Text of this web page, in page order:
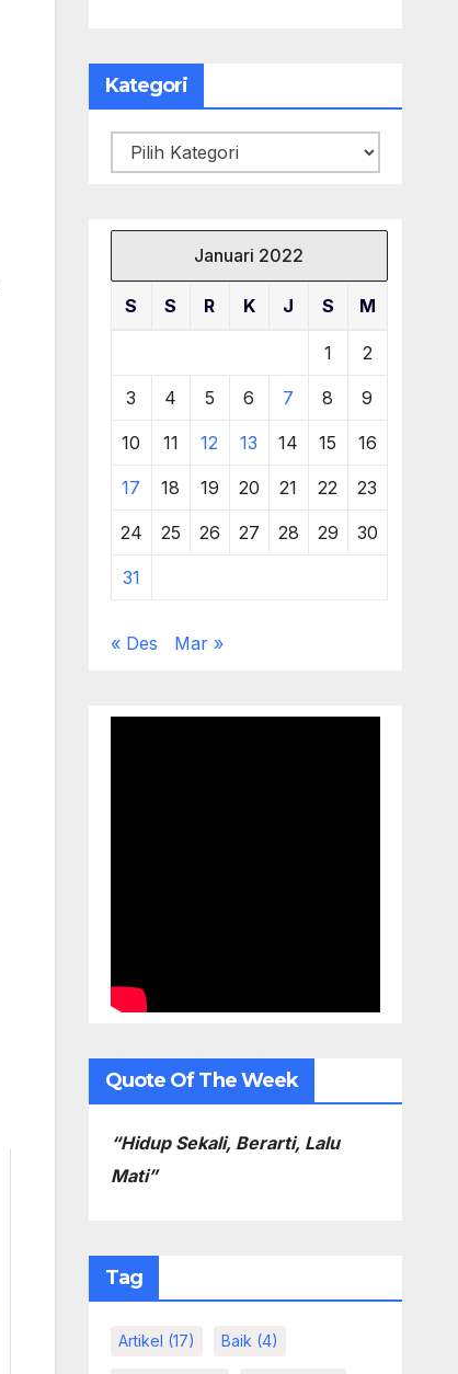
Kategori
Kategori
Januari 2022
S S R K J S M
1 2
3 4 5 6 7 8 9
10 11 12 13 14 15 16
17 18 19 20 21 22 23
24 25 26 27 28 29 30
31
« Des Mar »
Quote Of The Week
“Hidup Sekali, Berarti, Lalu
Mati”
Tag
Artikel (17) Baik (4)